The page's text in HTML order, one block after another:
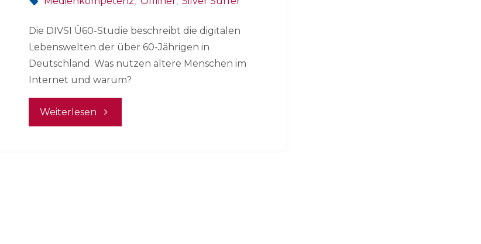
Die DIVSI Ü60-Studie beschreibt die digitalen
Lebenswelten der über 60-Jährigen in
Deutschland. Was nutzen ältere Menschen im
Internet und warum?
Weiterlesen "DIVSI